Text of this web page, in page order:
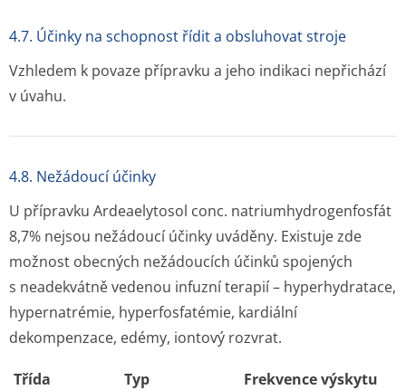
4.7. Účinky na schopnost řídit a obsluhovat stroje
Vzhledem k povaze přípravku a jeho indikaci nepřichází
v úvahu.
4.8. Nežádoucí účinky
U přípravku Ardeaelytosol conc. natriumhydrogen­fosfát
8,7% nejsou nežádoucí účinky uváděny. Existuje zde
možnost obecných nežádoucích účinků spojených
s neadekvátně vedenou infuzní terapií – hyperhydratace,
hypernatrémie, hyperfosfatémie, kardiální
dekompenzace, edémy, iontový rozvrat.
Třída
Typ
Frekvence výskytu